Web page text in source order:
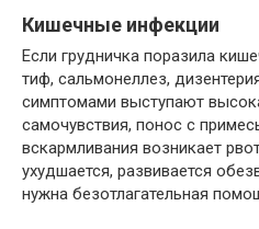
Кишечные инфекции
Если грудничка поразила
тиф, сальмонеллез,
симптомами выступают
самочувствия, понос с
вскармливания возникает
ухудшается, развивается
нужна безотлагательная